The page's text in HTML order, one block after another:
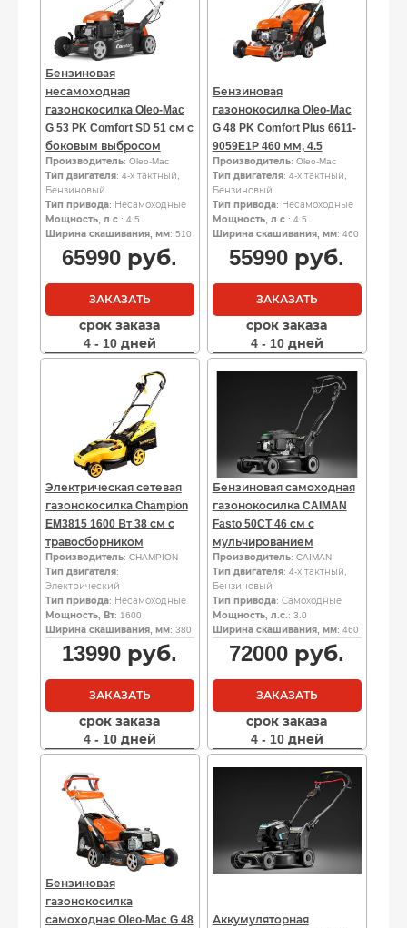
Бензиновая
несамоходная
газонокосилка Oleo-Mac
G 53 PK Comfort SD 51 см с
боковым выбросом
Производитель: Oleo-Mac
Тип двигателя: 4-х тактный,
Бензиновый
Тип привода: Несамоходные
Мощность, л.с. : 4.5
Ширина скашивания, мм: 510
65990 руб.
ЗАКАЗАТЬ
срок заказа
4 - 10 дней
Бензиновая
газонокосилка Oleo-Mac
G 48 PK Comfort Plus 6611-
9059E1P 460 мм, 4.5
Производитель: Oleo-Mac
Тип двигателя: 4-х тактный,
Бензиновый
Тип привода: Несамоходные
Мощность, л.с. : 4.5
Ширина скашивания, мм: 460
55990 руб.
ЗАКАЗАТЬ
срок заказа
4 - 10 дней
Электрическая сетевая
газонокосилка Champion
EM3815 1600 Вт 38 см с
травосборником
Производитель: CHAMPION
Тип двигателя:
Электрический
Тип привода: Несамоходные
Мощность, Вт: 1600
Ширина скашивания, мм: 380
13990 руб.
ЗАКАЗАТЬ
срок заказа
4 - 10 дней
Бензиновая самоходная
газонокосилка CAIMAN
Fasto 50CT 46 см с
мульчированием
Производитель: CAIMAN
Тип двигателя: 4-х тактный,
Бензиновый
Тип привода: Самоходные
Мощность, л.с. : 3.0
Ширина скашивания, мм: 460
72000 руб.
ЗАКАЗАТЬ
срок заказа
4 - 10 дней
Бензиновая
газонокосилка
самоходная Oleo-Mac G 48
Аккумуляторная